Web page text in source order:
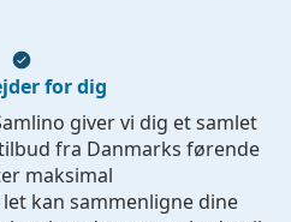
for dig
giver vi dig et samlet
fra Danmarks førende
maksimal
kan sammenligne dine